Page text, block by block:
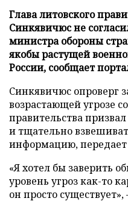
Глава литовского
Синкявичюс не
министра обороны
якобы растущей
России, сообщает
Синкявичюс опроверг
возрастающей угрозе
правительства
и тщательно
информацию, передает
«Я хотел бы заверить
уровень угроз как-то
он просто